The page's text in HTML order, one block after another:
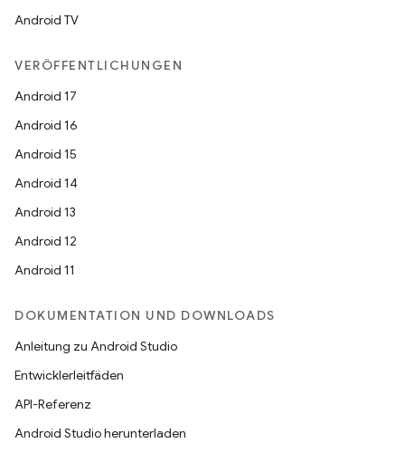
Android TV
VERÖFFENTLICHUNGEN
Android 17
Android 16
Android 15
Android 14
Android 13
Android 12
Android 11
DOKUMENTATION UND DOWNLOADS
Anleitung zu Android Studio
Entwicklerleitfäden
API-Referenz
Android Studio herunterladen